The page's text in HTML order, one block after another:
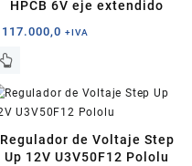
HPCB 6V eje extendido
117.000,0 +IVA
Regulador de Voltaje Step
Up 12V U3V50F12 Pololu